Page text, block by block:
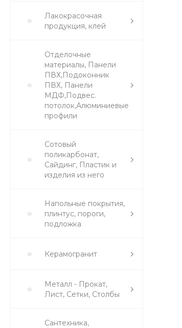
Лакокрасочная
продукция, клей
Отделочные
материалы, Панели
ПВХ,Подоконник
ПВХ, Панели
МДФ,Подвес.
потолок,Алюминиевые
профили
Сотовый
поликарбонат,
Сайдинг, Пластик и
изделия из него
Напольные покрытия,
плинтус, пороги,
подложка
Керамогранит
Металл - Прокат,
Лист, Сетки, Столбы
Сантехника,